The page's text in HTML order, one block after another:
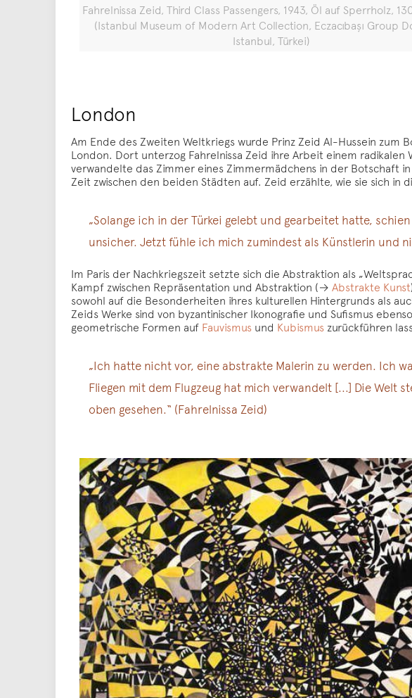
Fahrelnissa Zeid, Third Class Passengers, 1943, Öl auf Sperrholz,
(Istanbul Museum of Modern Art Collection, Eczacıbaşı Group
Istanbul, Türkei)
London
Am Ende des Zweiten Weltkriegs wurde Prinz Zeid Al-Hussein zum
London. Dort unterzog Fahrelnissa Zeid ihre Arbeit einem
verwandelte das Zimmer eines Zimmermädchens in der Botschaft
Zeit zwischen den beiden Städten auf. Zeid erzählte, wie sie sich in
„Solange ich in der Türkei gelebt und gearbeitet hatte,
unsicher. Jetzt fühle ich mich zumindest als Künstlerin und
Im Paris der Nachkriegszeit setzte sich die Abstraktion als
Kampf zwischen Repräsentation und Abstraktion (→ Abstrakte Kunst
sowohl auf die Besonderheiten ihres kulturellen Hintergrunds als
Zeids Werke sind von byzantinischer Ikonografie und Sufismus
geometrische Formen auf Fauvismusund Kubismuszurückführen
„Ich hatte nicht vor, eine abstrakte Malerin zu werden. Ich
Fliegen mit dem Flugzeug hat mich verwandelt [...] Die Welt
oben gesehen.“ (Fahrelnissa Zeid)